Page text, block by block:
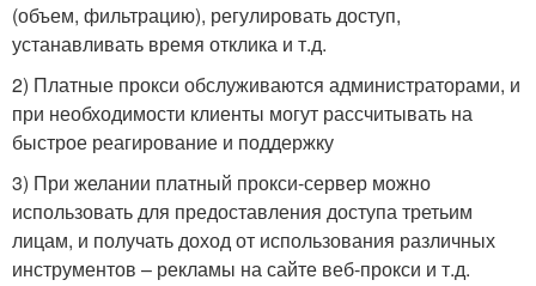
(объем, фильтрацию), регулировать доступ,
устанавливать время отклика и т.д.
2) Платные прокси обслуживаются администраторами, и
при необходимости клиенты могут рассчитывать на
быстрое реагирование и поддержку
3) При желании платный прокси-сервер можно
использовать для предоставления доступа третьим
лицам, и получать доход от использования различных
инструментов – рекламы на сайте веб-прокси и т.д.